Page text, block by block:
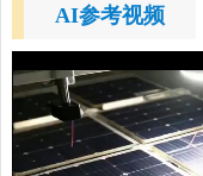
AI参考视频